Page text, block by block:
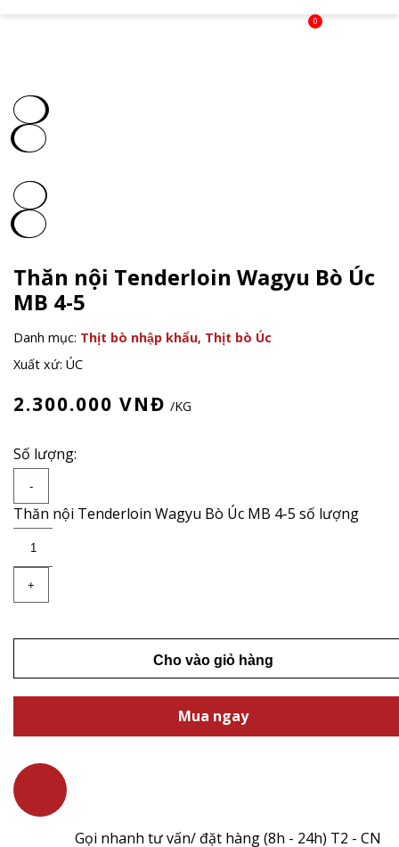
0
Thăn nội Tenderloin Wagyu Bò Úc
MB 4-5
Danh mục: Thịt bò nhập khẩu, Thịt bò Úc
Xuất xứ: ÚC
2.300.000 VNĐ /KG
Số lượng:
-
Thăn nội Tenderloin Wagyu Bò Úc MB 4-5 số lượng
+
Cho vào giỏ hàng
Mua ngay
Gọi nhanh tư vấn/ đặt hàng (8h - 24h) T2 - CN